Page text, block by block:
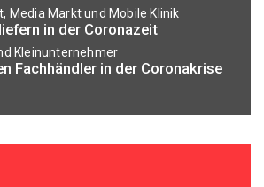
Media Markt und Mobile Klinik
in der Coronazeit
Kleinunternehmer
Fachhändler in der Coronakrise